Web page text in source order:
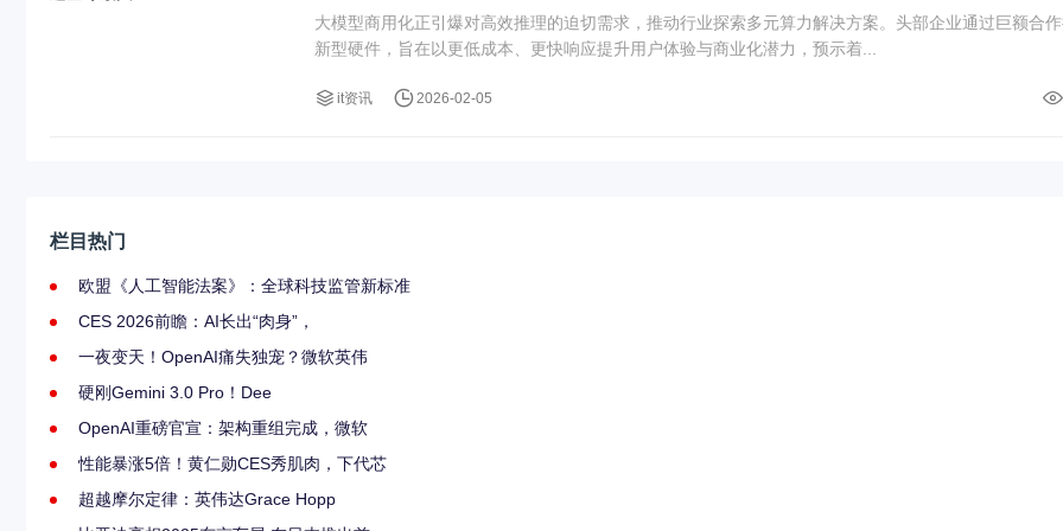
大模型商用化正引爆对高效推理的迫切需求，推动行业探索多元算力解决方案。头部企业通过巨额合
新型硬件，旨在以更低成本、更快响应提升用户体验与商业化潜力，预示着...
it资讯 2026-02-05
栏目热门
欧盟《人工智能法案》：全球科技监管新标准
CES 2026前瞻：AI长出“肉身”，
一夜变天！OpenAI痛失独宠？微软英伟
硬刚Gemini 3.0 Pro！Dee
OpenAI重磅官宣：架构重组完成，微软
性能暴涨5倍！黄仁勋CES秀肌肉，下代芯
超越摩尔定律：英伟达Grace Hopp